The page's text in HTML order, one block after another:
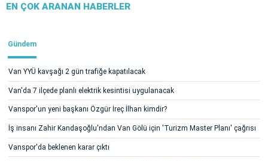
EN ÇOK ARANAN HABERLER
Gündem
Van YYÜ kavşağı 2 gün trafiğe kapatılacak
Van'da 7 ilçede planlı elektrik kesintisi uygulanacak
Vanspor'un yeni başkanı Özgür İreç İlhan kimdir?
İş insanı Zahir Kandaşoğlu'ndan Van Gölü için 'Turizm Master Planı' çağrısı
Vanspor'da beklenen karar çıktı